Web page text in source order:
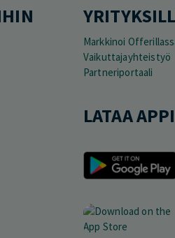
Markkinoi
Vaikuttajayhteistyö
Partneriportaali
LATAA APPI